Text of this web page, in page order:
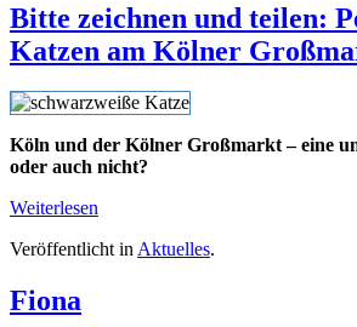
Bitte zeichnen und teilen:
Katzen am Kölner
Köln und der Kölner Großmarkt – eine
oder auch nicht?
Weiterlesen
Veröffentlicht inAktuelles.
Fiona